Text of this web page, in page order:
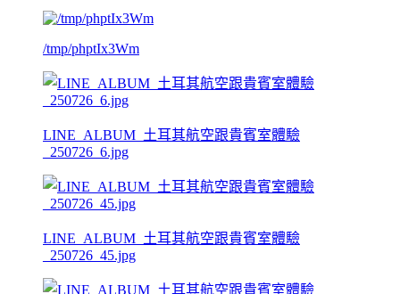
/tmp/phptIx3Wm
LINE_ALBUM_土耳其航空跟貴賓室體驗
_250726_6.jpg
LINE_ALBUM_土耳其航空跟貴賓室體驗
_250726_45.jpg